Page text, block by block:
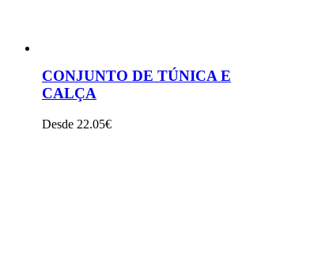
CONJUNTO DE TÚNICA E
CALÇA
Desde 22.05€